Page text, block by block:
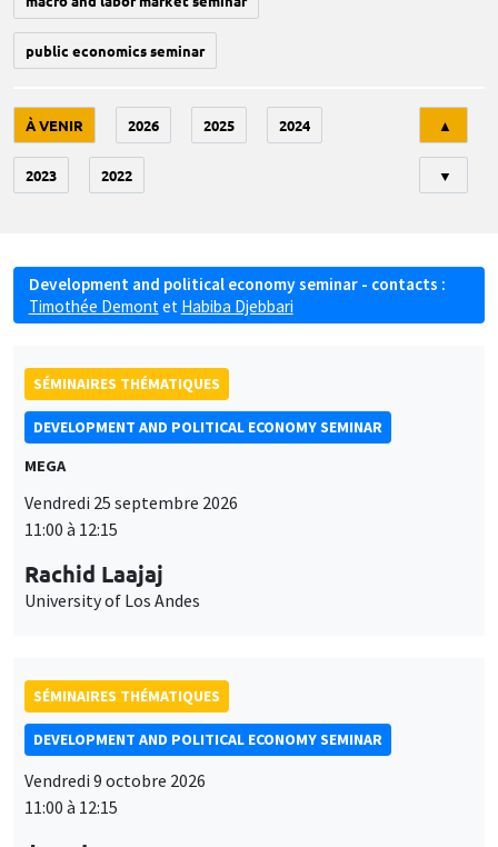
public economics seminar
À VENIR 2026 2025 2024
2023 2022
▲
▼
Development and political economy seminar - contacts :
Timothée Demont et Habiba Djebbari
SÉMINAIRES THÉMATIQUES
DEVELOPMENT AND POLITICAL ECONOMY SEMINAR
MEGA
Vendredi 25 septembre 2026
11:00 à 12:15
Rachid Laajaj
University of Los Andes
SÉMINAIRES THÉMATIQUES
DEVELOPMENT AND POLITICAL ECONOMY SEMINAR
Vendredi 9 octobre 2026
11:00 à 12:15